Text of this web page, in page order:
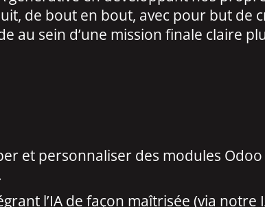
de bout en bout, avec pour but de
au sein d’une mission finale claire
et personnaliser des modules
l’IA de façon maîtrisée (via notre